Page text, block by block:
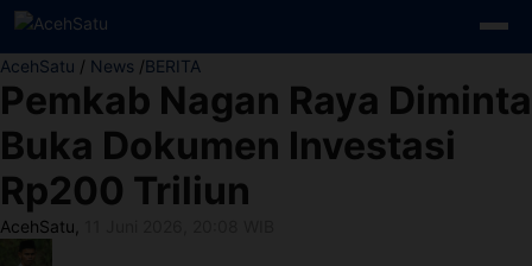
Skip to content
AcehSatu / News /BERITA
Pemkab Nagan Raya Diminta
Buka Dokumen Investasi
Rp200 Triliun
AcehSatu